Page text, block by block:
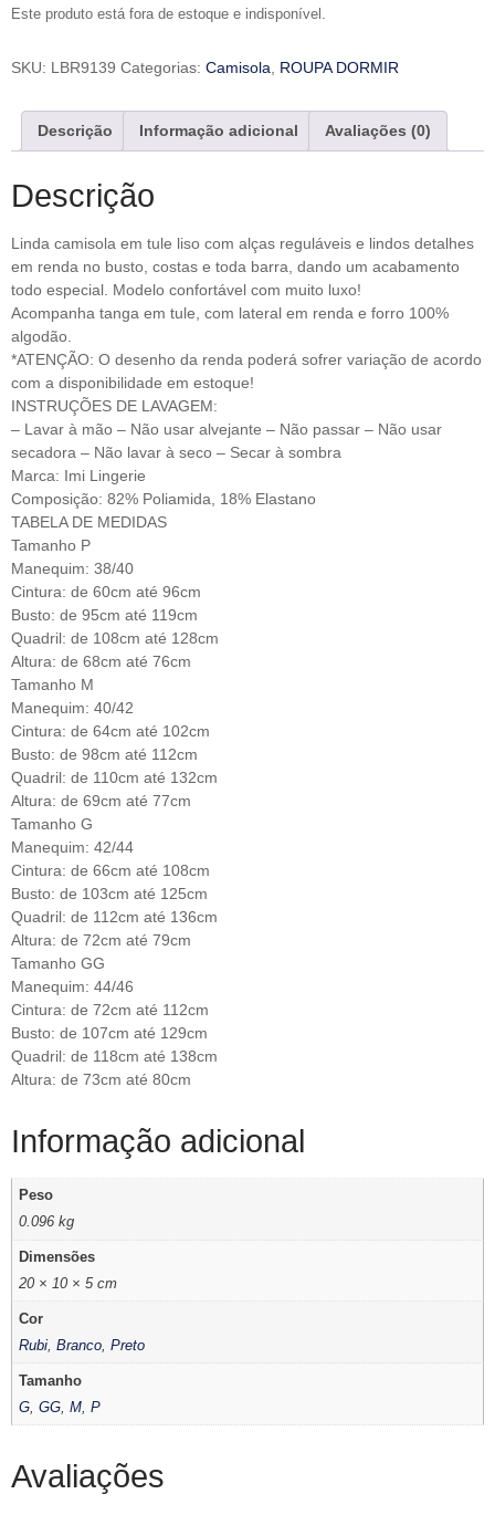
Este produto está fora de estoque e indisponível.
SKU: LBR9139 Categorias: Camisola ROUPA DORMIR
Descrição Informação adicional Avaliações (0)
Descrição
Linda camisola em tule liso com alças reguláveis e lindos detalhes
em renda no busto, costas e toda barra, dando um acabamento
todo especial. Modelo confortável com muito luxo!
Acompanha tanga em tule, com lateral em renda e forro 100%
algodão.
*ATENÇÃO: O desenho da renda poderá sofrer variação de acordo
com a disponibilidade em estoque!
INSTRUÇÕES DE LAVAGEM:
– Lavar à mão – Não usar alvejante – Não passar – Não usar
secadora – Não lavar à seco – Secar à sombra
Marca: Imi Lingerie
Composição: 82% Poliamida, 18% Elastano
TABELA DE MEDIDAS
Tamanho P
Manequim: 38/40
Cintura: de 60cm até 96cm
Busto: de 95cm até 119cm
Quadril: de 108cm até 128cm
Altura: de 68cm até 76cm
Tamanho M
Manequim: 40/42
Cintura: de 64cm até 102cm
Busto: de 98cm até 112cm
Quadril: de 110cm até 132cm
Altura: de 69cm até 77cm
Tamanho G
Manequim: 42/44
Cintura: de 66cm até 108cm
Busto: de 103cm até 125cm
Quadril: de 112cm até 136cm
Altura: de 72cm até 79cm
Tamanho GG
Manequim: 44/46
Cintura: de 72cm até 112cm
Busto: de 107cm até 129cm
Quadril: de 118cm até 138cm
Altura: de 73cm até 80cm
Informação adicional
Peso
0.096 kg
Dimensões
20 × 10 × 5 cm
Cor
Rubi,Branco,Preto
Tamanho
G,GG,M,P
Avaliações